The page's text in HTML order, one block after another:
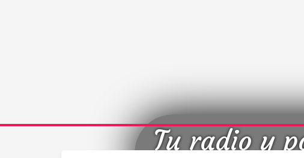
Tu radio y